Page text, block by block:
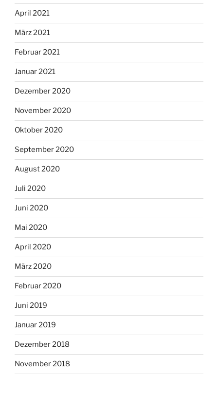
April 2021
März 2021
Februar 2021
Januar 2021
Dezember 2020
November 2020
Oktober 2020
September 2020
August 2020
Juli 2020
Juni 2020
Mai 2020
April 2020
März 2020
Februar 2020
Juni 2019
Januar 2019
Dezember 2018
November 2018